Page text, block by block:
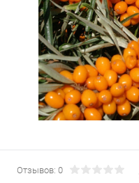
Отзывов: 0